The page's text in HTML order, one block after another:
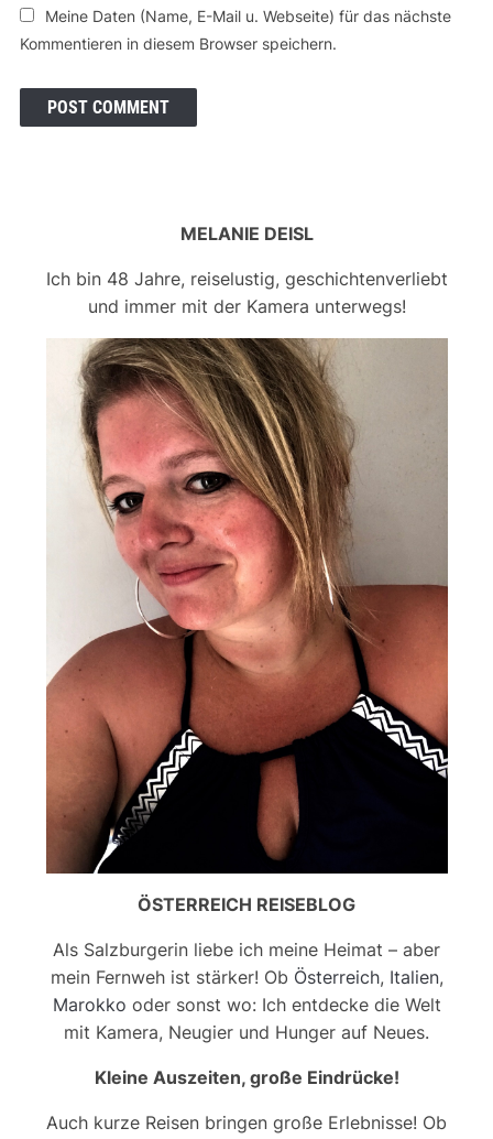
Meine Daten (Name, E-Mail u. Webseite) für das nächste
Kommentieren in diesem Browser speichern.
MELANIE DEISL
Ich bin 48 Jahre, reiselustig, geschichtenverliebt
und immer mit der Kamera unterwegs!
ÖSTERREICH REISEBLOG
Als Salzburgerin liebe ich meine Heimat – aber
mein Fernweh ist stärker! Ob Österreich, Italien,
Marokko oder sonst wo: Ich entdecke die Welt
mit Kamera, Neugier und Hunger auf Neues.
Kleine Auszeiten, große Eindrücke!
Auch kurze Reisen bringen große Erlebnisse! Ob